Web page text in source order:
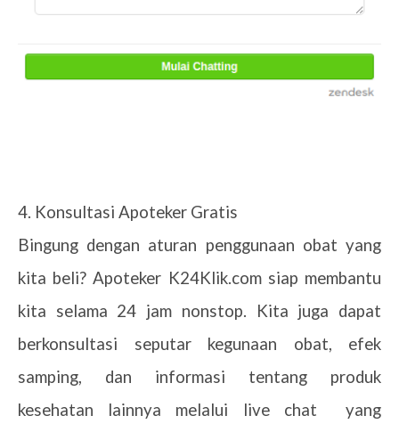
4. Konsultasi Apoteker Gratis
Bingung dengan aturan penggunaan obat yang
kita beli? Apoteker K24Klik.com siap membantu
kita selama 24 jam nonstop. Kita juga dapat
berkonsultasi seputar kegunaan obat, efek
samping, dan informasi tentang produk
kesehatan lainnya melalui live chat yang